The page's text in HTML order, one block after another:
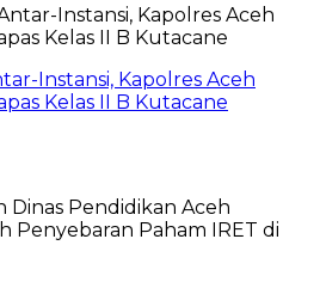
Instansi, Kapolres Aceh
Kelas II B Kutacane